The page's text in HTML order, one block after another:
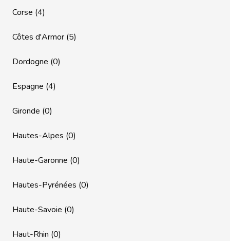
Corse (4)
Côtes d'Armor (5)
Dordogne (0)
Espagne (4)
Gironde (0)
Hautes-Alpes (0)
Haute-Garonne (0)
Hautes-Pyrénées (0)
Haute-Savoie (0)
Haut-Rhin (0)